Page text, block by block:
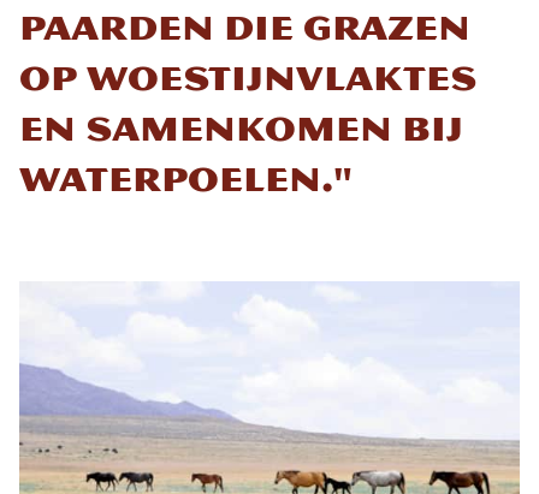
paarden die grazen
op woestijnvlaktes
en samenkomen bij
waterpoelen."